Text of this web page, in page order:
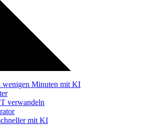
wenigen Minuten mit KI
verwandeln
mit KI